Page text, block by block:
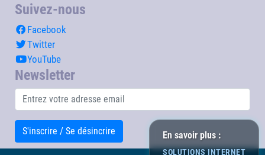
En savoir plus :
SOLUTIONS INTERNET
Suivez-nous
Facebook
Twitter
YouTube
Newsletter
S'inscrire / Se désincrire